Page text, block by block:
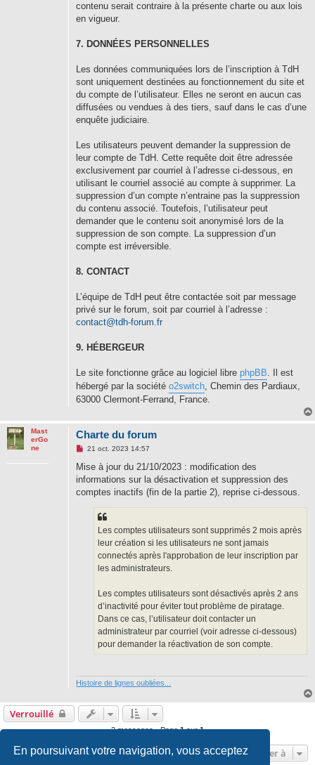
En poursuivant votre navigation, vous acceptez
contenu serait contraire à la présente charte ou aux lois
en vigueur.
7. DONNÉES PERSONNELLES
Les données communiquées lors de l’inscription à TdH
sont uniquement destinées au fonctionnement du site et
du compte de l’utilisateur. Elles ne seront en aucun cas
diffusées ou vendues à des tiers, sauf dans le cas d’une
enquête judiciaire.
Les utilisateurs peuvent demander la suppression de
leur compte de TdH. Cette requête doit être adressée
exclusivement par courriel à l’adresse ci-dessous, en
utilisant le courriel associé au compte à supprimer. La
suppression d’un compte n’entraine pas la suppression
du contenu associé. Toutefois, l’utilisateur peut
demander que le contenu soit anonymisé lors de la
suppression de son compte. La suppression d’un
compte est irréversible.
8. CONTACT
L’équipe de TdH peut être contactée soit par message
privé sur le forum, soit par courriel à l’adresse :
contact@tdh-forum.fr
9. HÉBERGEUR
Le site fonctionne grâce au logiciel librephpBB. Il est
hébergé par la sociétéo2switch, Chemin des Pardiaux,
63000 Clermont-Ferrand, France.
Mast
erGo
ne
Charte du forum
M
s
a
g
21 oct. 2023 14:57
Mise à jour du 21/10/2023 : modification des
informations sur la désactivation et suppression des
comptes inactifs (fin de la partie 2), reprise ci-dessous.
Les comptes utilisateurs sont supprimés 2 mois après
leur création si les utilisateurs ne sont jamais
connectés après l'approbation de leur inscription par
les administrateurs.
Les comptes utilisateurs sont désactivés après 2 ans
d’inactivité pour éviter tout problème de piratage.
Dans ce cas, l’utilisateur doit contacter un
administrateur par courriel (voir adresse ci-dessous)
pour demander la réactivation de son compte.
Histoire de lignes oubliées...
Verrouillé
2 messages • Page1sur1
Aller à